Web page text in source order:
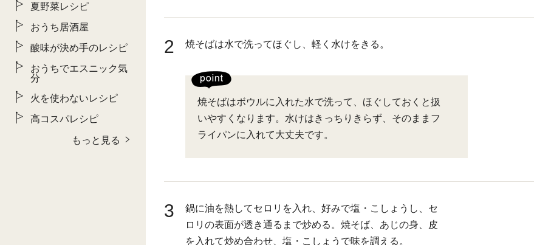
2 焼そばは水で洗ってほぐし、軽く水けをきる。
焼そばはボウルに入れた水で洗って、ほぐしておくと扱
いやすくなります。水けはきっちりきらず、そのままフ
ライパンに入れて大丈夫です。
3
鍋に油を熱してセロリを入れ、好みで塩・こしょうし、セ
ロリの表面が透き通るまで炒める。焼そば、あじの身、皮
を入れて炒め合わせ、塩・こしょうで味を調える。
夏野菜レシピ
おうち居酒屋
酸味が決め手のレシピ
おうちでエスニック気
分
火を使わないレシピ
高コスパレシピ
もっと見る